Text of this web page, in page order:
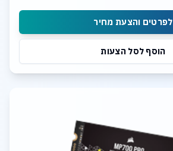
לפרטים והצעת מחיר
הוסף לסל הצעות